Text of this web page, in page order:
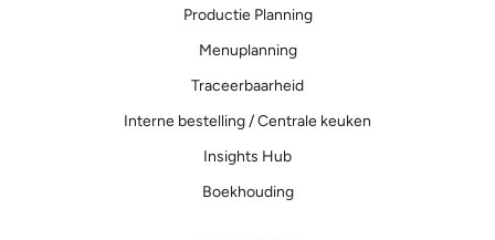
Productie Planning
Menuplanning
Traceerbaarheid
Interne bestelling / Centrale keuken
Insights Hub
Boekhouding